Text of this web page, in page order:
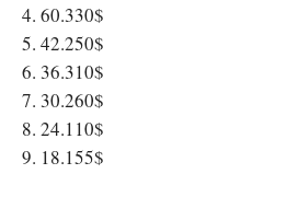
4. 60.330$
5. 42.250$
6. 36.310$
7. 30.260$
8. 24.110$
9. 18.155$